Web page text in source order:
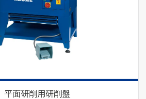
平面研削用研削盤